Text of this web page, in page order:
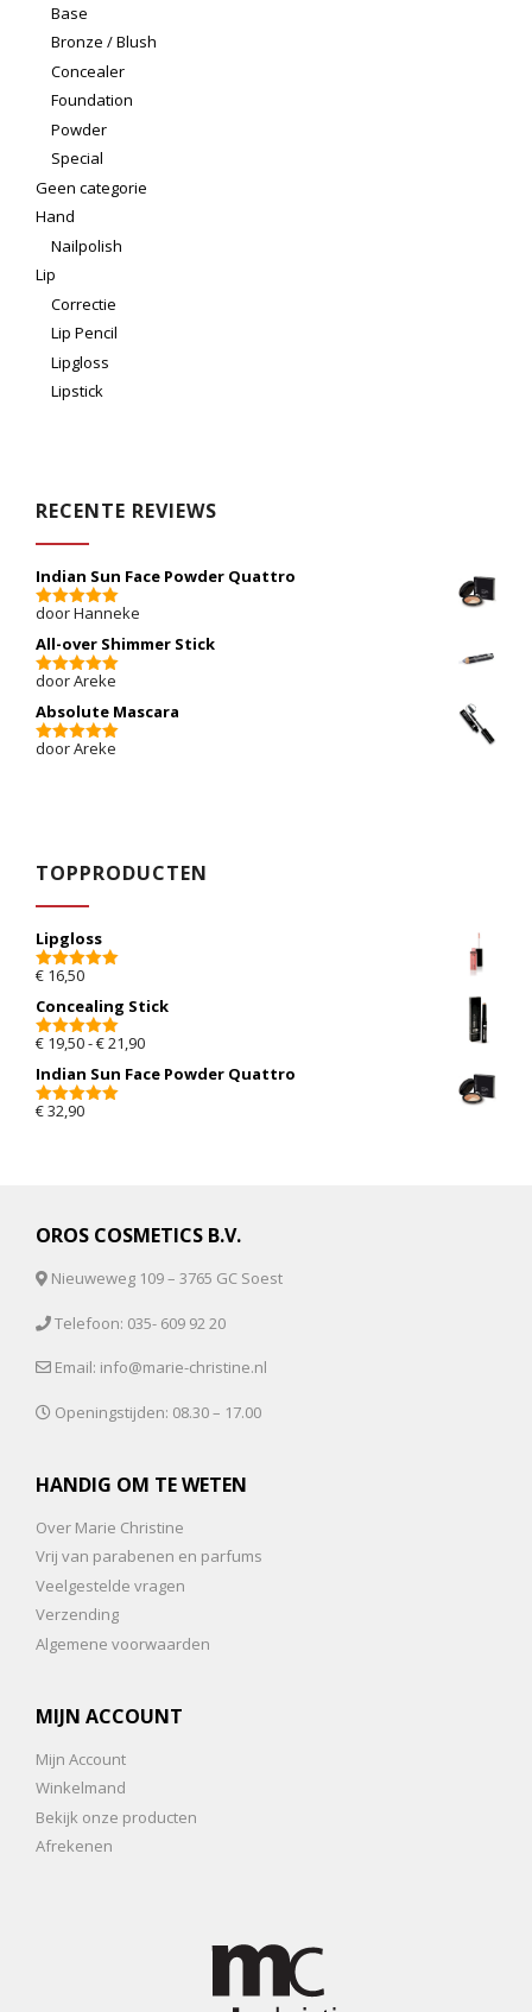
Base
Bronze / Blush
Concealer
Foundation
Powder
Special
Geen categorie
Hand
Nailpolish
Lip
Correctie
Lip Pencil
Lipgloss
Lipstick
RECENTE REVIEWS
Indian Sun Face Powder Quattro
5van 5
door Hanneke
All-over Shimmer Stick
5van 5
door Areke
Absolute Mascara
5van 5
door Areke
TOPPRODUCTEN
Lipgloss
5.00van 5
€ 16,50
Concealing Stick
5.00van 5
€ 19,50-€21,90Prijsklasse: € 19,50 tot € 21,90
Indian Sun Face Powder Quattro
5.00van 5
€32,90
OROS COSMETICS B.V.
Nieuweweg 109 – 3765 GC Soest
Telefoon: 035- 609 92 20
Email: info@marie-christine.nl
Openingstijden: 08.30 – 17.00
HANDIG OM TE WETEN
Over Marie Christine
Vrij van parabenen en parfums
Veelgestelde vragen
Verzending
Algemene voorwaarden
MIJN ACCOUNT
Mijn Account
Winkelmand
Bekijk onze producten
Afrekenen